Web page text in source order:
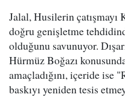
Jalal, Husilerin çatışmayı
doğru genişletme
olduğunu savunuyor.
Hürmüz Boğazı
amaçladığını, içeride ise
baskıyı yeniden tesis